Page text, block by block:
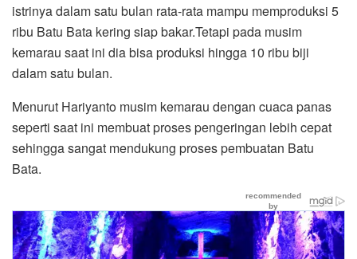
istrinya dalam satu bulan rata-rata mampu memproduksi 5
ribu Batu Bata kering siap bakar.Tetapi pada musim
kemarau saat ini dia bisa produksi hingga 10 ribu biji
dalam satu bulan.
Menurut Hariyanto musim kemarau dengan cuaca panas
seperti saat ini membuat proses pengeringan lebih cepat
sehingga sangat mendukung proses pembuatan Batu
Bata.